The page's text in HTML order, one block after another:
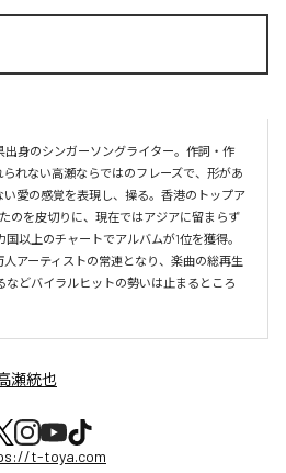
出身のシンガーソングライター。作詞・作
れない高瀬ならではのフレーズで、形があ
愛の感覚を表現し、操る。香港のトップア
のを皮切りに、現在ではアジアに留まらず
以上のチャートでアルバムが1位を獲得。
アーティストの常連となり、楽曲の総再生
どバイラルヒットの勢いは止まるところ
瀬統也
t-toya.com